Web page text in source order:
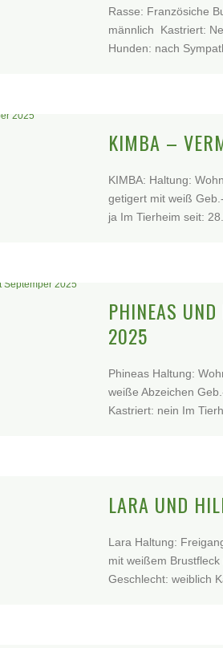
Rasse: Französiche
männlich Kastriert:
Hunden: nach
KIMBA –
KIMBA: Haltung:
getigert mit weiß
ja Im Tierheim seit:
PHINEAS UND
2025
Phineas Haltung:
weiße Abzeichen
Kastriert: nein Im
LARA UND
Lara Haltung:
mit weißem
Geschlecht: weiblich